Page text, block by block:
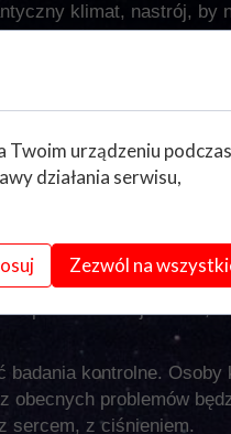
klimat, nastrój, by
słów KOCHAM
ponieważ wpłynie to
wydatki,
kwietnia będzie
maja, więc warto
zatrudnione będą
przez szefa, co
bowiem już po
swój budżet,
badania kontrolne.
problemów
sercem, z ciśnieniem.
Twoim urządzeniu podczas
działania serwisu,
Zezwól na